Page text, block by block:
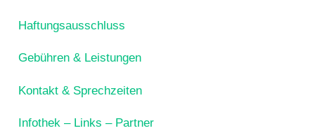
Haftungsausschluss
Gebühren & Leistungen
Kontakt & Sprechzeiten
Infothek – Links – Partner